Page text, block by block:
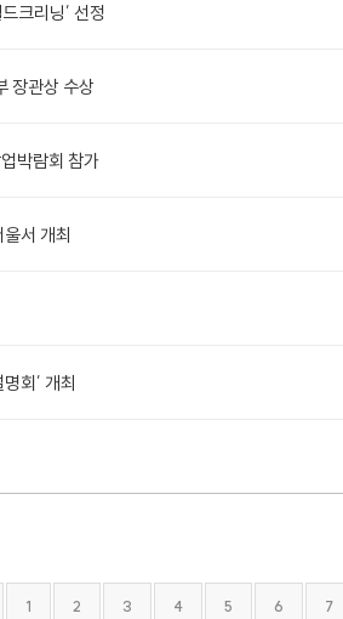
크리닝’ 선정
장관상 수상
박람회 참가
서 개최
회’ 개최
1 2 3 4 5 6 7